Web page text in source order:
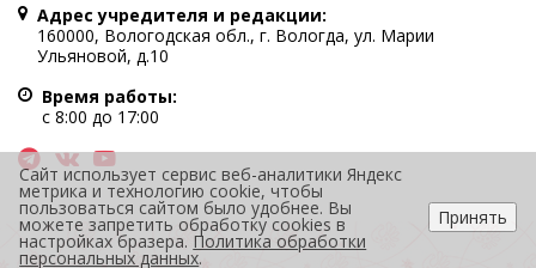
Политика в отношении обработки персональных данных
При полном или частичном использовании информации
портала гиперссылка на cultinfo.ru обязательна.
Редакция не несет ответственности за достоверность
информации, содержащейся в рекламных объявлениях.
12+
Адрес учредителя и редакции:
160000, Вологодская обл., г. Вологда, ул. Марии
Ульяновой, д.10
Время работы:
с 8:00 до 17:00
Сайт использует сервис веб-аналитики Яндекс
метрика и технологию cookie, чтобы
пользоваться сайтом было удобнее. Вы
можете запретить обработку cookies в
настройках бразера. Политика обработки
персональных данных.
Принять